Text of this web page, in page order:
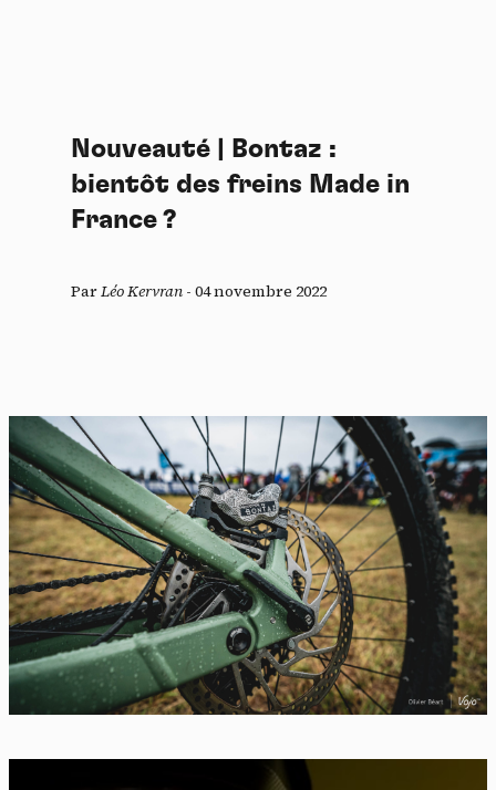
Nouveauté | Bontaz :
bientôt des freins Made in
France ?
ParLéo Kervran - 04 novembre 2022